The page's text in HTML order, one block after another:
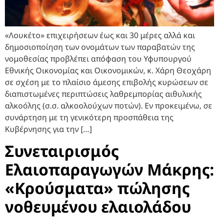
«Λουκέτο» επιχειρήσεων έως και 30 μέρες αλλά και
δημοσιοποίηση των ονομάτων των παραβατών της
νομοθεσίας προβλέπει απόφαση του Υφυπουργού
Εθνικής Οικονομίας και Οικονομικών, κ. Χάρη Θεοχάρη
σε σχέση με το πλαίσιο άμεσης επιβολής κυρώσεων σε
διαπιστωμένες περιπτώσεις λαθρεμπορίας αιθυλικής
αλκοόλης (σ.σ. αλκοολούχων ποτών). Εν προκειμένω, σε
συνάρτηση με τη γενικότερη προσπάθεια της
Κυβέρνησης για την […]
Συνεταιρισμός
Ελαιοπαραγωγών Μάκρης:
«Κρούσματα» πώλησης
νοθευμένου ελαιολάδου